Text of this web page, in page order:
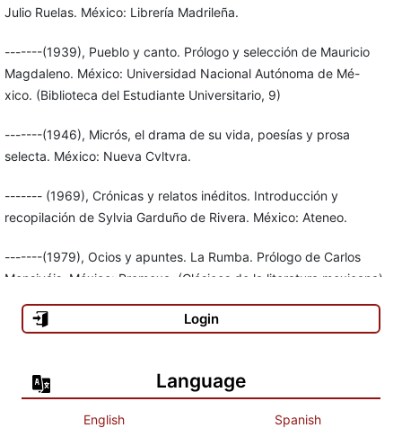
Julio Ruelas. México: Librería Madrileña.
-------(1939), Pueblo y canto. Prólogo y selección de Mauricio
Magdaleno. México: Universidad Nacional Autónoma de Mé-
xico. (Biblioteca del Estudiante Universitario, 9)
-------(1946), Micrós, el drama de su vida, poesías y prosa
selecta. México: Nueva Cvltvra.
------- (1969), Crónicas y relatos inéditos. Introducción y
recopilación de Sylvia Garduño de Rivera. México: Ateneo.
-------(1979), Ocios y apuntes. La Rumba. Prólogo de Carlos
Monsiváis. México: Promexa. (Clásicos de la literatura mexicana)
-------(1984), Apuntes sobre Perico Vera y otros cartones de
------- (1985), Las Rulfo y otros chismes de barrio. Selección y
presentación de Fernando Tola de Habich. México: Universidad
Login
Language
English Spanish